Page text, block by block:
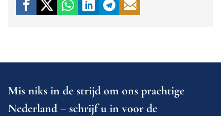
Mis niks in de strijd om ons prachtige
Nederland – schrijf u in voor de